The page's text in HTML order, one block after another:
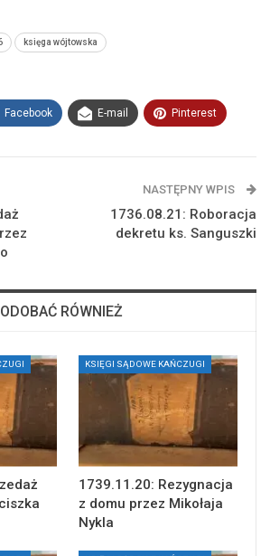
księga wójtowska
Facebook E-mail Pinterest
NASTĘPNY WPIS
1736.08.21: Roboracja
dekretu ks. Sanguszki
RÓWNIEŻ
KSIĘGI SĄDOWE KAŃCZUGI
1739.11.20: Rezygnacja
z domu przez Mikołaja
Nykla